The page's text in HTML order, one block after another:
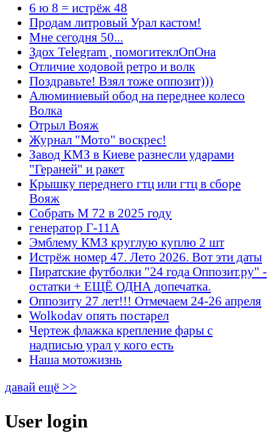
6 ю 8 = истрёж 48
Продам литровый Урал кастом!
Мне сегодня 50...
Здох Telegram , помогитеклОпОна
Отличие ходовой ретро и волк
Поздравьте! Взял тоже оппозит)))
Алюминиевый обод на переднее колесо
Волка
Отрыл Вояж
Журнал "Мото" воскрес!
Завод КМЗ в Киеве разнесли ударами
"Гераней" и ракет
Крышку переднего гтц или гтц в сборе
Вояж
Собрать М 72 в 2025 году
генератор Г-11А
Эмблему КМЗ круглую куплю 2 шт
Истрёж номер 47. Лето 2026. Вот эти даты
Пиратские футболки "24 года Оппозит.ру" -
остатки + ЕЩЁ ОДНА допечатка.
Оппозиту 27 лет!!! Отмечаем 24-26 апреля
Wolkodav опять постарел
Чертеж флажка крепление фары с
надписью урал у кого есть
Наша мотожизнь
давай ещё >>
User login